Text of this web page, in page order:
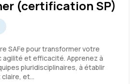
qui demande à avoir une
du sujet. Cependant le
à rendre la formation
certains sujets qui me
(certification SP)
SAFe pour transformer votre
agilité et efficacité. Apprenez à
pluridisciplinaires, à établir
claire, et…